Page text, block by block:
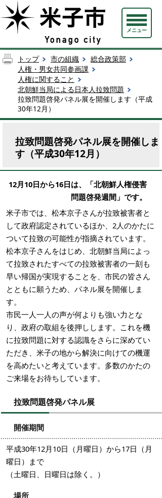
メニュー
トップ 市の組織
総合政策部
人権・男女共同参画課
人権に関すること
北朝鮮当局による日本人拉致問題
拉致問題啓発パネル展を開催します（平成
30年12月）
拉致問題啓発パネル展を開催しま
す（平成30年12月）
12月10日から16日は、「北朝鮮人権侵害
問題啓発週間」です。
米子市では、松本京子さんが拉致被害者と
して政府認定されているほか、2人のかたに
ついて拉致の可能性が指摘されています。
松本京子さんをはじめ、北朝鮮当局によっ
て拉致されたすべての拉致被害者の一刻も
早い帰国が実現することを、市民の皆さん
とともに願うため、パネル展を開催しま
す。
市民一人一人の声が何よりも強い力とな
り、政府の取組を後押しします。これを機
に拉致問題に対する認識をさらに深めてい
ただき、米子の地から解決に向けての機運
を高めたいと考えています。多数のかたの
ご来場をお待ちしています。
拉致問題啓発パネル展
開催期間
平成30年12月10日（月曜日）から17日（月
曜日）まで
（土曜日、日曜日は除く。）
場所